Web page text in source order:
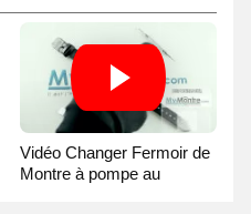
Vidéo Changer Fermoir de
Montre à pompe au